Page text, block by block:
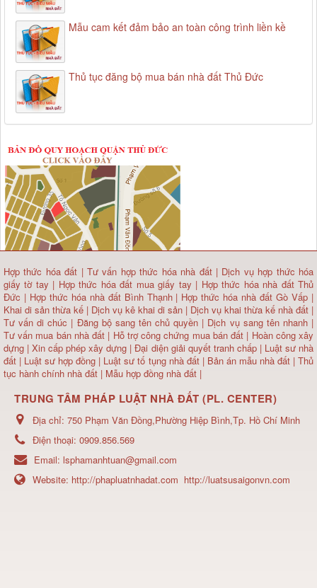
Mẫu cam kết đảm bảo an toàn công trình liền kề
Thủ tục đăng bộ mua bán nhà đất Thủ Đức
Hợp thức hóa đất |Tư vấn hợp thức hóa nhà đất| Dịch vụ hợp thức hóa
giấy tờ tay | Hợp thức hóa đất mua giấy tay | Hợp thức hóa nhà đất Thủ
Đức | Hợp thức hóa nhà đất Bình Thạnh | Hợp thức hóa nhà đất Gò Vấp |
Khai di sản thừa kế | Dịch vụ kê khai di sản | Dịch vụ khai thừa kế nhà đất |
Tư vấn di chúc | Đăng bộ sang tên chủ quyền | Dịch vụ sang tên nhanh |
Tư vấn mua bán nhà đất | Hỗ trợ công chứng mua bán đất | Hoàn công xây
dựng | Xin cấp phép xây dựng |Đại diện giải quyết tranh chấp | Luật sư nhà
đất | Luật sư hợp đồng | Luật sư tố tụng nhà đất | Bản án mẫu nhà đất|Thủ
tục hành chính nhà đất | Mẫu hợp đồng nhà đất |
TRUNG TÂM PHÁP LUẬT NHÀ ĐẤT (PL. CENTER)
Địa chỉ: 750 Phạm Văn Đồng,Phường Hiệp Bình,Tp. Hồ Chí Minh
Điện thoại: 0909.856.569
Email: lsphamanhtuan@gmail.com
Website: http://phapluatnhadat.com http://luatsusaigonvn.com